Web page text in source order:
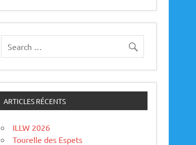
ARTICLES RÉCENTS
ILLW 2026
Tourelle des Espets